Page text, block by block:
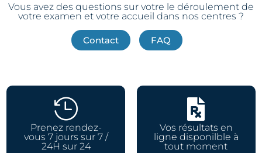
Vous avez des questions sur votre le déroulement de
votre examen et votre accueil dans nos centres ?
Contact FAQ

Prenez rendez-
vous 7 jours sur 7 /
24H sur 24

Vos résultats en
ligne disponilble à
tout moment